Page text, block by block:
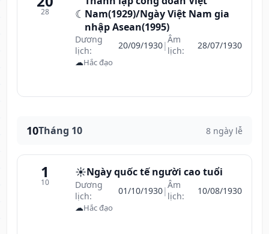
28 ☾ Nam(1929)/Ngày Việt Nam gia
nhập Asean(1995)
Dương
lịch:
20/09/1930|Âm
lịch:
28/07/1930
☁Hắc đạo
10Tháng 10 8 ngày lễ
1
10
☀️Ngày quốc tế người cao tuổi
Dương
lịch:
01/10/1930|Âm
lịch:
10/08/1930
☁Hắc đạo